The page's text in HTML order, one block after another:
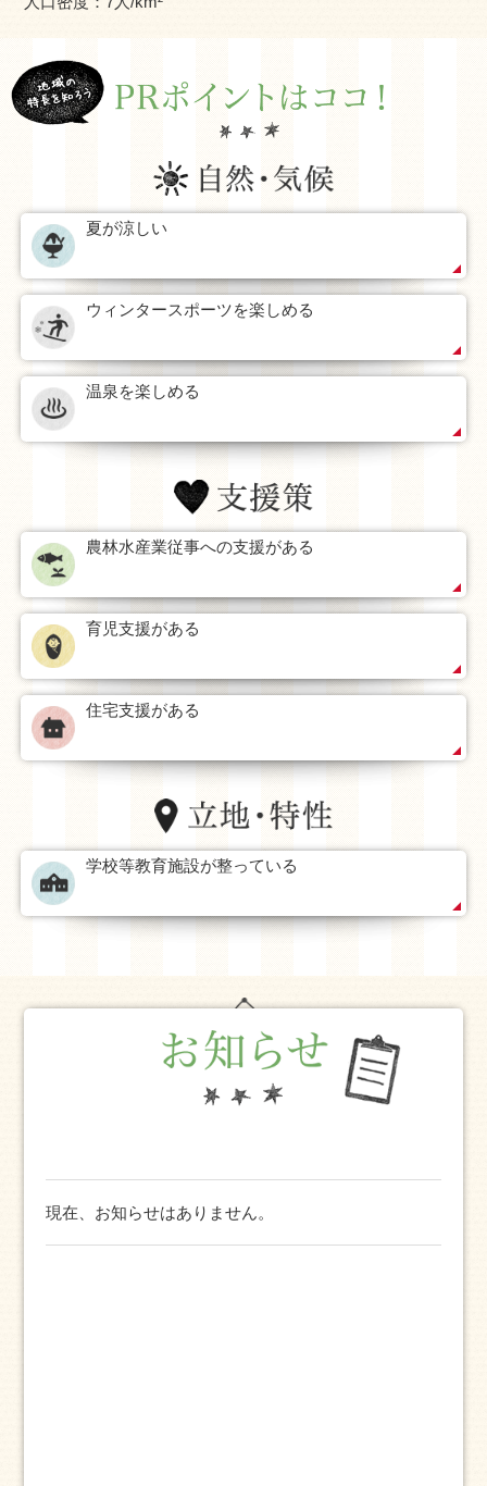
夏が涼しい
ウィンタースポーツを楽しめる
温泉を楽しめる
農林水産業従事への支援がある
育児支援がある
住宅支援がある
学校等教育施設が整っている
現在、お知らせはありません。